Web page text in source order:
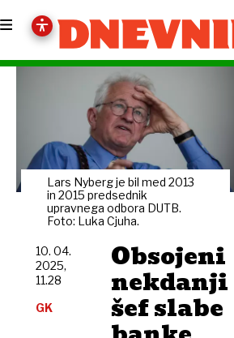
Lars Nyberg je bil med 2013
in 2015 predsednik
upravnega odbora DUTB.
Foto: Luka Cjuha.
Obsojeni
nekdanji
šef slabe
10. 04.
2025,
11.28
GK